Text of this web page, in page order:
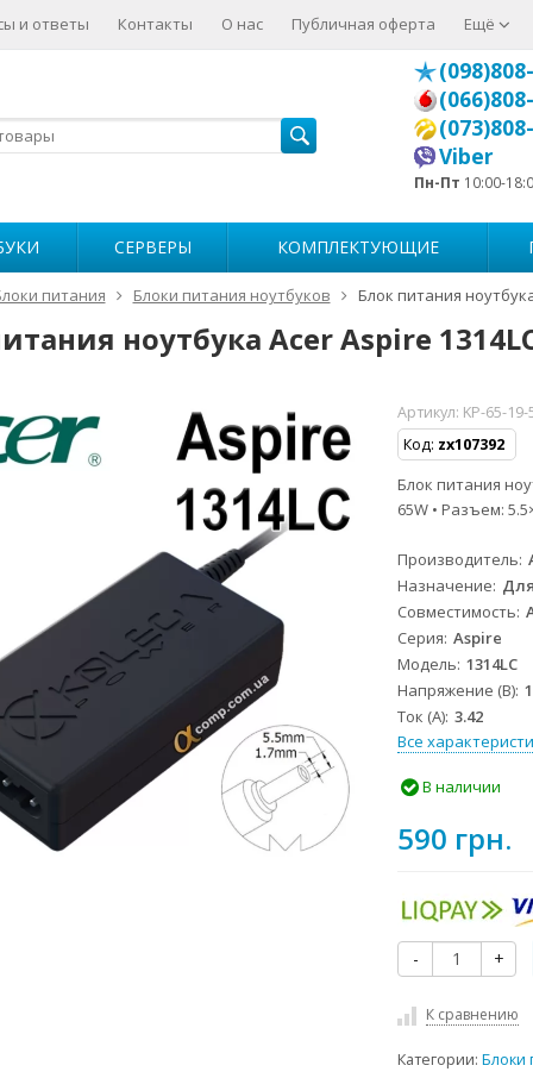
и ответы Контакты О нас Публичная оферта Ещё
Viber
Пн-Пт 10:00-
СЕРВЕРЫ КОМПЛЕКТУЮЩИЕ
питания Блоки питания ноутбуков Блок питания
ноутбука Acer Aspire
Артикул: KP-65-
Код: zx107392
Блок питания
65W • Разъем:
Производитель
Назначение
Совместимость
Серия Aspire
Модель 1314LC
Напряжение (В)
Ток (А) 3.42
Все
В наличии
590 грн.
- +
К сравнению
Категории:Блоки